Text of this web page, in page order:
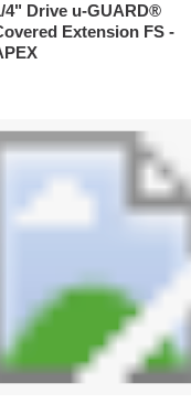
4" Drive u-GUARD®
Extension FS -